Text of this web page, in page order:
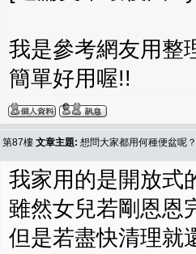
我是參考網友用整
簡單好用喔!!
第87樓 文章主題: 想問大家都用何種便盆呢？
我家用的是開放式
雖然女兒若剛恩恩
但是若盡快清理就